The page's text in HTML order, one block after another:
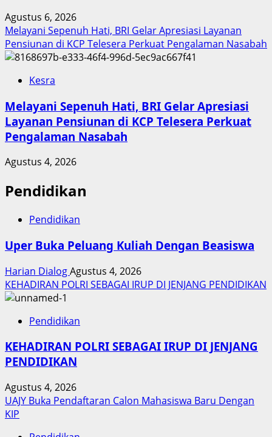
Agustus 6, 2026
Melayani Sepenuh Hati, BRI Gelar Apresiasi Layanan
Pensiunan di KCP Telesera Perkuat Pengalaman Nasabah
Kesra
Melayani Sepenuh Hati, BRI Gelar Apresiasi
Layanan Pensiunan di KCP Telesera Perkuat
Pengalaman Nasabah
Agustus 4, 2026
Pendidikan
Pendidikan
Uper Buka Peluang Kuliah Dengan Beasiswa
Harian DialogAgustus 4, 2026
KEHADIRAN POLRI SEBAGAI IRUP DI JENJANG PENDIDIKAN
Pendidikan
KEHADIRAN POLRI SEBAGAI IRUP DI JENJANG
PENDIDIKAN
Agustus 4, 2026
UAJY Buka Pendaftaran Calon Mahasiswa Baru Dengan
KIP